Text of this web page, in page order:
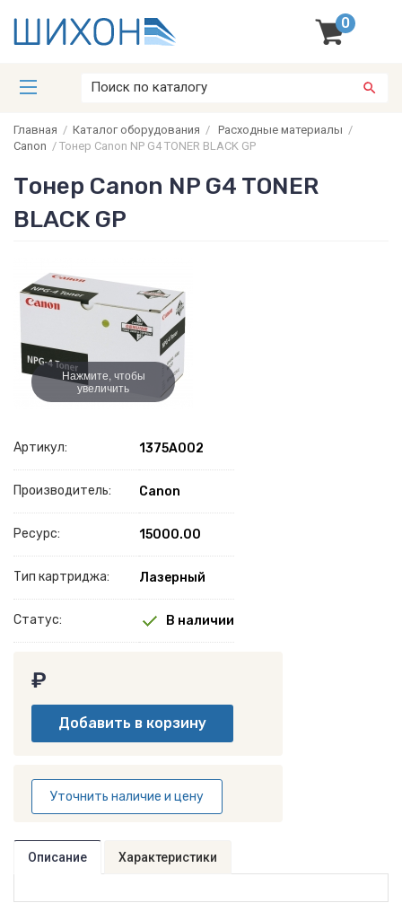
0
Главная / Каталог оборудования / Расходные материалы /
Canon / Тонер Canon NP G4 TONER BLACK GP
Тонер Canon NP G4 TONER
BLACK GP
Нажмите, чтобы
увеличить
Артикул: 1375A002
Производитель: Canon
Ресурс: 15000.00
Тип картриджа: Лазерный
Статус: В наличии
₽
Уточнить наличие и цену
Описание Характеристики